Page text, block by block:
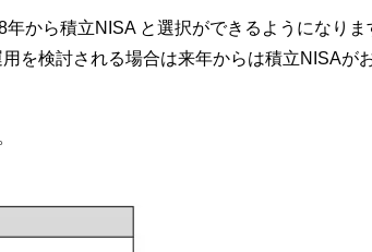
から積立NISA と選択ができるようになりま
を検討される場合は来年からは積立NISAが